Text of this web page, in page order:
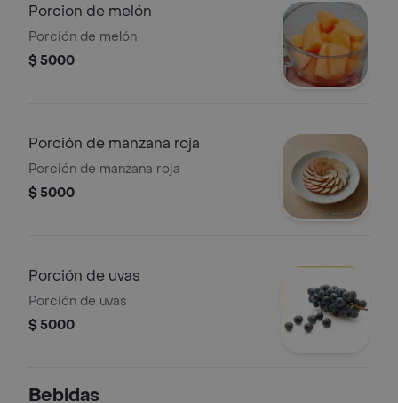
Porcion de melón
Porción de melón
$ 5000
Porción de manzana roja
Porción de manzana roja
$ 5000
Porción de uvas
Porción de uvas
$ 5000
Bebidas